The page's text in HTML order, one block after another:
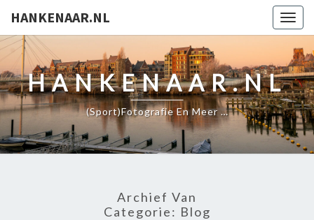
HANKENAAR.NL
HANKENAAR.NL
(Sport)fotografie En Meer …
Archief Van
Categorie: Blog